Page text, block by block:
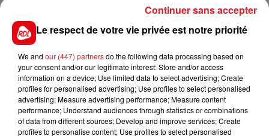
Rapidement interpellée après les faits, la jeune
femme originaire de Saint-Pol-sur Ternoise, avait
reconnu en garde à vue avoir donné la mort à son
conjoint selon le parquet de Béthune en charge de
l’enquête.
Le procès qui doit durer quatre jours, doit faire la
lumière sur les raisons du passage à l’acte de la mère
de famille, fragile et dépressive. Le couple traversait, a
Le respect de votre vie privée est notre priorité
We and our (447) partnersdo the following data processing based on
your consent and/or our legitimate interest: Store and/or access
information on a device; Use limited data to select advertising; Create
profiles for personalised advertising; Use profiles to select personalised
advertising; Measure advertising performance; Measure content
performance; Understand audiences through statistics or combinations
of data from different sources; Develop and improve services; Create
profiles to personalise content; Use profiles to select personalised
Continuer sans accepter